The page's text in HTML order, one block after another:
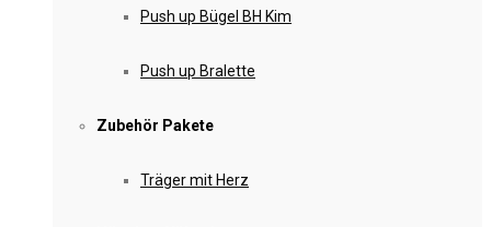
Push up Bügel BH Kim
Push up Bralette
Zubehör Pakete
Träger mit Herz